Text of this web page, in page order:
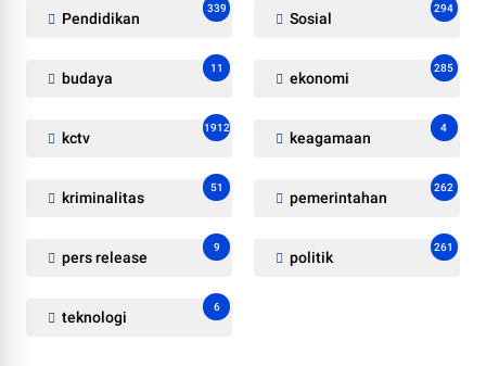
Pendidikan
339
Sosial
294
budaya
11
ekonomi
285
kctv
1912
keagamaan
4
kriminalitas
51
pemerintahan
262
pers release
9
politik
261
teknologi
6